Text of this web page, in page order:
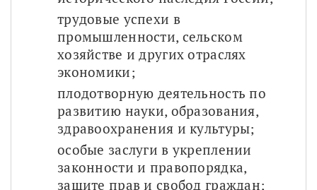
трудовые успехи в
промышленности, сельском
хозяйстве и других отраслях
экономики;
плодотворную деятельность по
развитию науки, образования,
здравоохранения и культуры;
особые заслуги в укреплении
законности и правопорядка,
защите прав и свобод граждан;